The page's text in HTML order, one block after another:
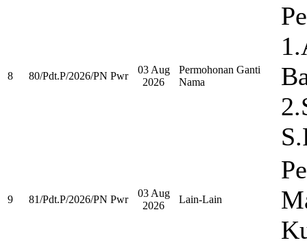
8 80/Pdt.P/2026/PN Pwr
03 Aug
2026
Permohonan Ganti
Nama
9 81/Pdt.P/2026/PN Pwr
03 Aug
2026
Lain-Lain